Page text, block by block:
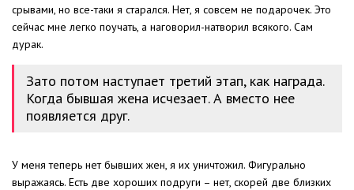
срывами, но все-таки я старался. Нет, я совсем не подарочек. Это
сейчас мне легко поучать, а наговорил-натворил всякого. Сам
дурак.
Зато потом наступает третий этап, как награда.
Когда бывшая жена исчезает. А вместо нее
появляется друг.
У меня теперь нет бывших жен, я их уничтожил. Фигурально
выражаясь. Есть две хороших подруги – нет, скорей две близких